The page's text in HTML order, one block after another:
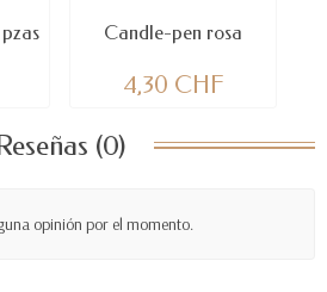
Candle-pen rosa
4,30 CHF
(0)
opinión por el momento.